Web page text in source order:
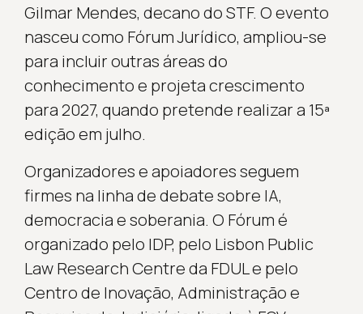
Gilmar Mendes, decano do STF. O evento
nasceu como Fórum Jurídico, ampliou-se
para incluir outras áreas do
conhecimento e projeta crescimento
para 2027, quando pretende realizar a 15ª
edição em julho.
Organizadores e apoiadores seguem
firmes na linha de debate sobre IA,
democracia e soberania. O Fórum é
organizado pelo IDP, pelo Lisbon Public
Law Research Centre da FDUL e pelo
Centro de Inovação, Administração e